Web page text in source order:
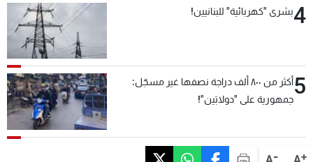
+
-
4بشرى "كهربائية" للبنانيين!
5
أكثر من ٨٠٠ ألف دراجة نصفها غير مسجّل:
جمهورية على "دولابَين"!